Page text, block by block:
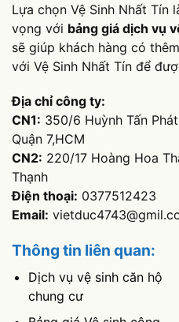
Lựa chọn Vệ Sinh Nhất Tín
vọng với bảng giá dịch vụ
sẽ giúp khách hàng có
với Vệ Sinh Nhất Tín để
Địa chỉ công ty:
CN1: 350/6 Huỳnh Tấn
Quận 7,HCM
CN2: 220/17 Hoàng Hoa
Thạnh
Điện thoại: 0377512423
Email:
Thông tin liên quan:
Dịch vụ vệ sinh căn hộ
chung cư